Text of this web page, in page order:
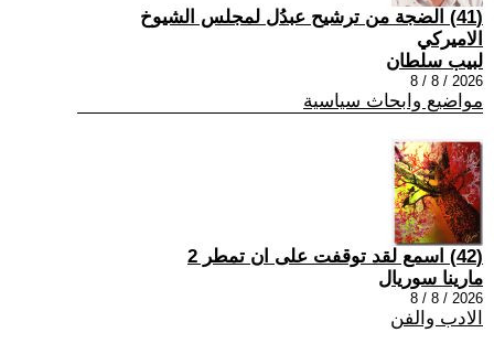
(41) الضجة من ترشيح عبدُل لمجلس الشيوخ
الاميركي
لبيب سلطان
2026 / 8 / 8
مواضيع وابحاث سياسية
(42) اسمع لقد توقفت على ان تمطر 2
مارينا سوريال
2026 / 8 / 8
الادب والفن